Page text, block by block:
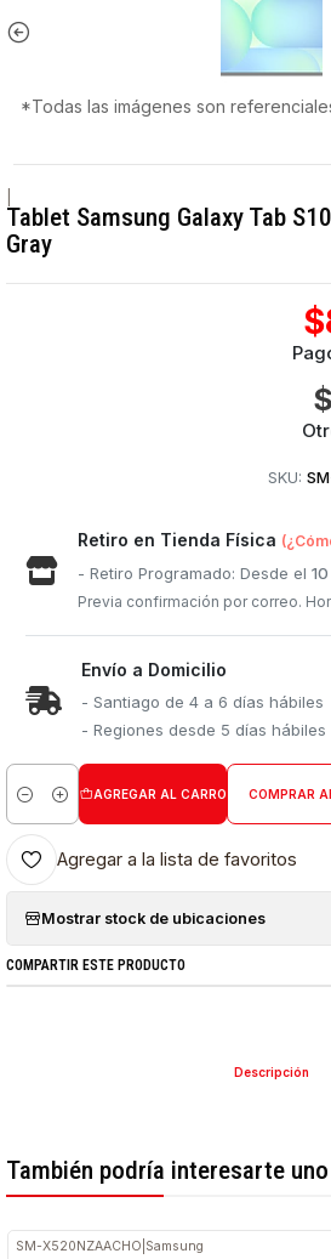
*Todas las imágenes son
Tablet Samsung Galaxy Tab
Gray
SKU:
Retiro en Tienda Física
- Retiro Programado: Desde el10
Previa confirmación por correo.
Envío a Domicilio
- Santiago de 4 a 6 días hábiles
- Regiones desde 5 días hábiles
Cantidad
AGREGAR AL CARRO COMPRAR
Agregar a la lista de favoritos
Mostrar stock de ubicaciones
COMPARTIR ESTE PRODUCTO
Descripción
También podría interesarte
SM-X520NZAACHO Samsung